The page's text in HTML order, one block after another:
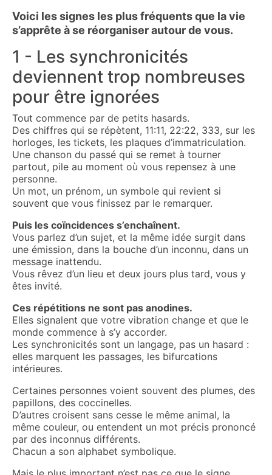
Voici les signes les plus fréquents que la vie
s’apprête à se réorganiser autour de vous.
1 - Les synchronicités
deviennent trop nombreuses
pour être ignorées
Tout commence par de petits hasards.
Des chiffres qui se répètent, 11:11, 22:22, 333, sur les
horloges, les tickets, les plaques d’immatriculation.
Une chanson du passé qui se remet à tourner
partout, pile au moment où vous repensez à une
personne.
Un mot, un prénom, un symbole qui revient si
souvent que vous finissez par le remarquer.
Puis les coïncidences s’enchaînent.
Vous parlez d’un sujet, et la même idée surgit dans
une émission, dans la bouche d’un inconnu, dans un
message inattendu.
Vous rêvez d’un lieu et deux jours plus tard, vous y
êtes invité.
Ces répétitions ne sont pas anodines.
Elles signalent que votre vibration change et que le
monde commence à s’y accorder.
Les synchronicités sont un langage, pas un hasard :
elles marquent les passages, les bifurcations
intérieures.
Certaines personnes voient souvent des plumes, des
papillons, des coccinelles.
D’autres croisent sans cesse le même animal, la
même couleur, ou entendent un mot précis prononcé
par des inconnus différents.
Chacun a son alphabet symbolique.